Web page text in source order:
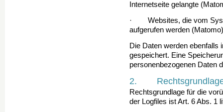
Internetseite gelangte
· Websites, die vom
aufgerufen werden (Matomo)
Die Daten werden
gespeichert. Eine
personenbezogenen Daten
2. Rechtsgrundlage
Rechtsgrundlage für die
der Logfiles ist Art. 6 Abs. 1